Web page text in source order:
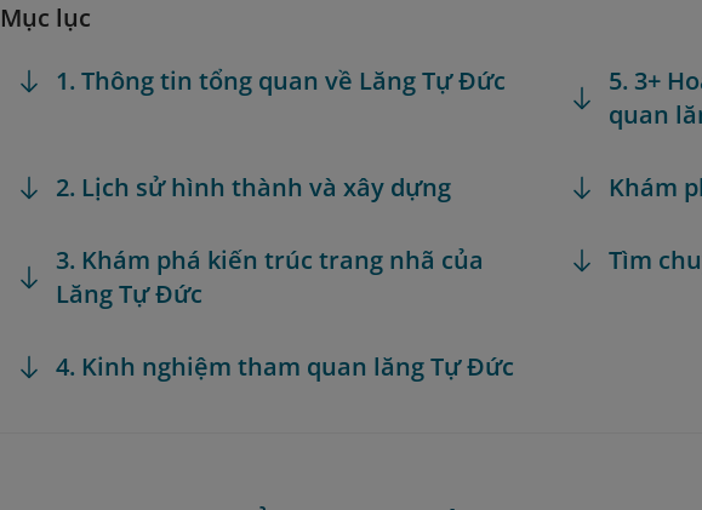
Mục lục
1. Thông tin tổng quan về Lăng Tự Đức
2. Lịch sử hình thành và xây dựng
3. Khám phá kiến trúc trang nhã của
Lăng Tự Đức
4. Kinh nghiệm tham quan lăng Tự Đức
5. 3+
quan
Khám
Tìm